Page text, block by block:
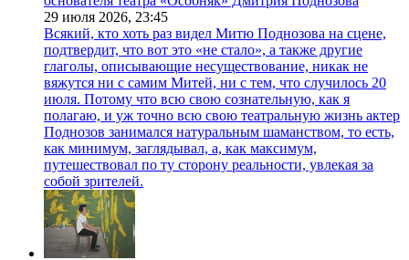
29 июля 2026, 23:45
Всякий, кто хоть раз видел Митю Поднозова на сцене,
подтвердит, что вот это «не стало», а также другие
глаголы, описывающие несуществование, никак не
вяжутся ни с самим Митей, ни с тем, что случилось 20
июля. Потому что всю свою сознательную, как я
полагаю, и уж точно всю свою театральную жизнь актер
Поднозов занимался натуральным шаманством, то есть,
как минимум, заглядывал, а, как максимум,
путешествовал по ту сторону реальности, увлекая за
собой зрителей.